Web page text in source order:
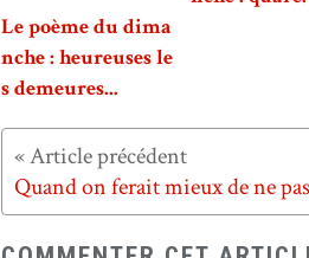
Le poème du dima
nche : heureuses le
s demeures...